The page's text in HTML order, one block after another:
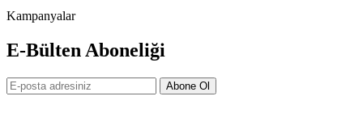
Kampanyalar
E-Bülten Aboneliği